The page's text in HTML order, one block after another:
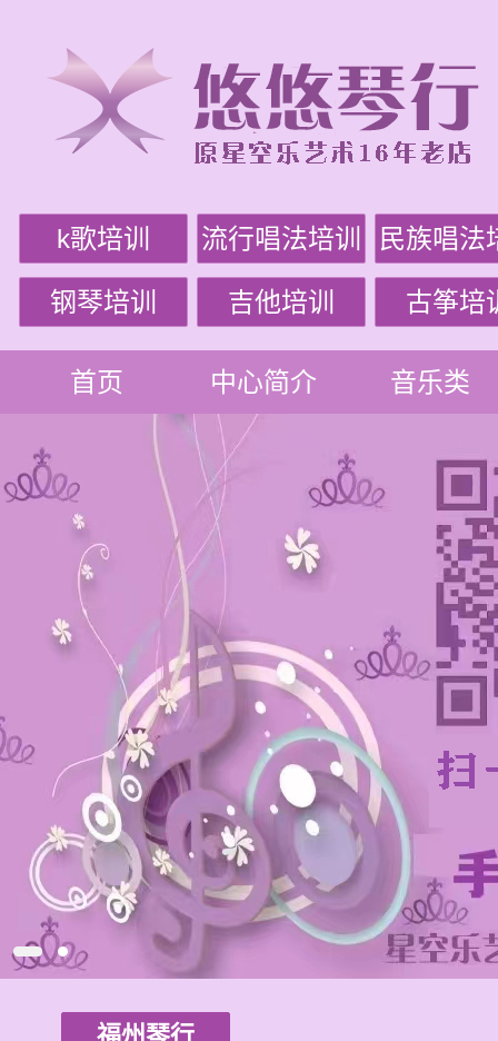
k歌培训 流行唱法培训 民族唱法
钢琴培训 吉他培训 古筝培
首页 中心简介 音乐类
福州琴行